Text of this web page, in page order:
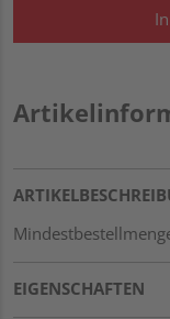
EIGENSCHAFTEN